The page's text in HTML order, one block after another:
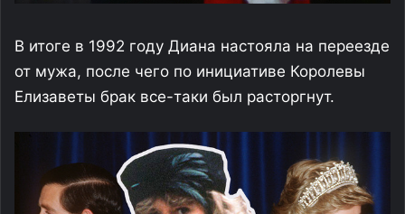
В итоге в 1992 году Диана настояла на переезде
от мужа, после чего по инициативе Королевы
Елизаветы брак все-таки был расторгнут.